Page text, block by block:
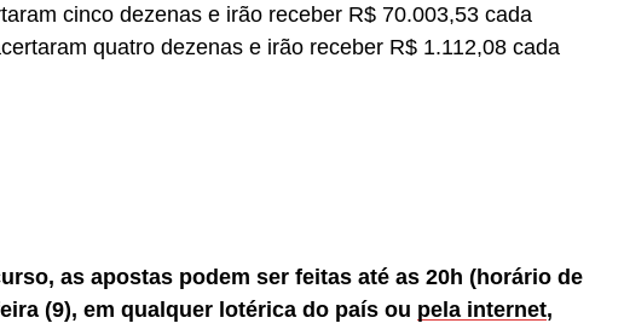
cinco dezenas e irão receber R$ 70.003,53 cada
quatro dezenas e irão receber R$ 1.112,08 cada
as apostas podem ser feitas até as 20h (horário de
(9), em qualquer lotérica do país ou pela internet,